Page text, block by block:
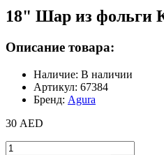
18" Шар из фольги
Описание товара:
Наличие: В наличии
Артикул: 67384
Бренд: Agura
30 AED